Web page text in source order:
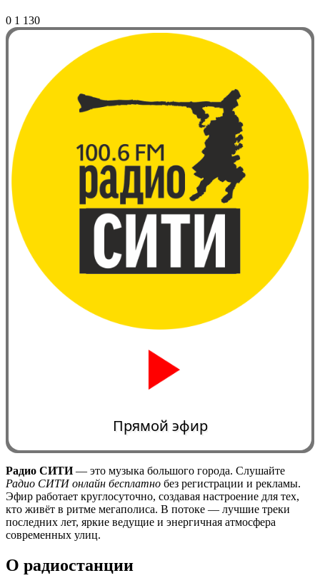
0 1 130
Прямой эфир
Радио СИТИ— это музыка большого города. Слушайте
Радио СИТИ онлайн бесплатно без регистрации и рекламы.
Эфир работает круглосуточно, создавая настроение для тех,
кто живёт в ритме мегаполиса. В потоке — лучшие треки
последних лет, яркие ведущие и энергичная атмосфера
современных улиц.
О радиостанции